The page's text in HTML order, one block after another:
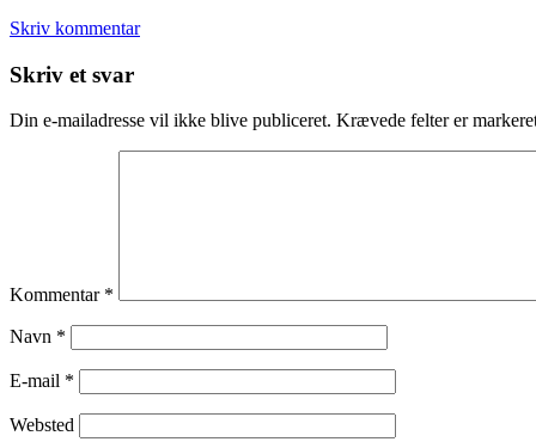
Skriv kommentar
Læserinteraktioner
Skriv et svar
Din e-mailadresse vil ikke blive publiceret. Krævede felter er
Kommentar *
Navn *
E-mail *
Websted